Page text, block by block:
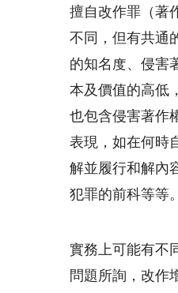
擅自改作罪（著
不同，但有共通
的知名度、侵害
本及價值的高低
也包含侵害著作
表現，如在何時
解並履行和解內
犯罪的前科等等。
實務上可能有不
問題所詢，改作